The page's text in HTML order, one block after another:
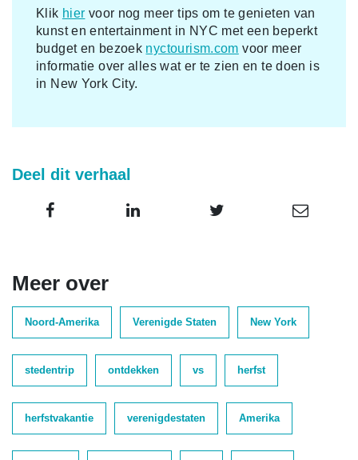
Klik hier voor nog meer tips om te genieten van
kunst en entertainment in NYC met een beperkt
budget en bezoek nyctourism.com voor meer
informatie over alles wat er te zien en te doen is
in New York City.
Deel dit verhaal
Meer over
Noord-Amerika Verenigde Staten New York
stedentrip ontdekken vs herfst
herfstvakantie verenigdestaten Amerika